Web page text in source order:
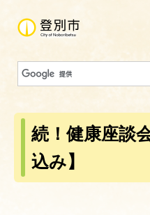
続！健康座談
込み】